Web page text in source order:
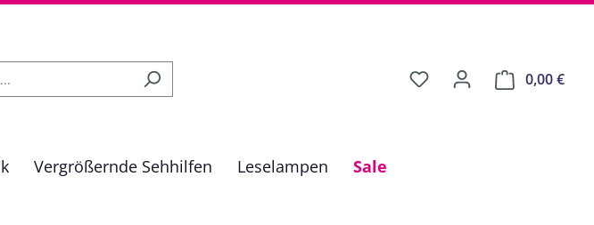
0,00 €
Vergrößernde Sehhilfen Leselampen Sale